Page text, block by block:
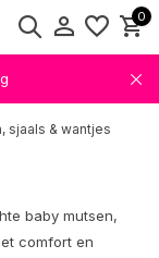
0
sjaals & wantjes
baby mutsen,
comfort en